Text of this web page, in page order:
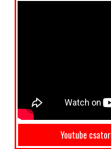
Youtube